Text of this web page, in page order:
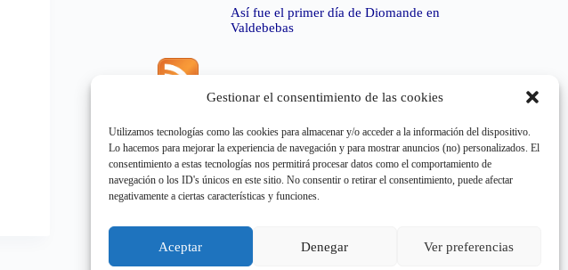
Gestionar el consentimiento de las cookies
Utilizamos tecnologías como las cookies para almacenar y/o acceder a la información del dispositivo.
Lo hacemos para mejorar la experiencia de navegación y para mostrar anuncios (no) personalizados. El
consentimiento a estas tecnologías nos permitirá procesar datos como el comportamiento de
navegación o los ID's únicos en este sitio. No consentir o retirar el consentimiento, puede afectar
negativamente a ciertas características y funciones.
Aceptar Denegar Ver preferencias
Así fue el primer día de Diomande en
Valdebebas
Error de RSS:Retrieved unsupported status code
"404"